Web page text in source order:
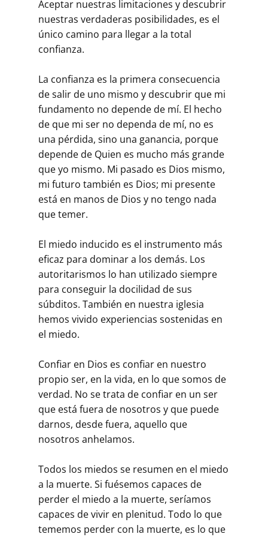
Aceptar nuestras limitaciones y descubrir
nuestras verdaderas posibilidades, es el
único camino para llegar a la total
confianza.
La confianza es la primera consecuencia
de salir de uno mismo y descubrir que mi
fundamento no depende de mí. El hecho
de que mi ser no dependa de mí, no es
una pérdida, sino una ganancia, porque
depende de Quien es mucho más grande
que yo mismo. Mi pasado es Dios mismo,
mi futuro también es Dios; mi presente
está en manos de Dios y no tengo nada
que temer.
El miedo inducido es el instrumento más
eficaz para dominar a los demás. Los
autoritarismos lo han utilizado siempre
para conseguir la docilidad de sus
súbditos. También en nuestra iglesia
hemos vivido experiencias sostenidas en
el miedo.
Confiar en Dios es confiar en nuestro
propio ser, en la vida, en lo que somos de
verdad. No se trata de confiar en un ser
que está fuera de nosotros y que puede
darnos, desde fuera, aquello que
nosotros anhelamos.
Todos los miedos se resumen en el miedo
a la muerte. Si fuésemos capaces de
perder el miedo a la muerte, seríamos
capaces de vivir en plenitud. Todo lo que
tememos perder con la muerte, es lo que